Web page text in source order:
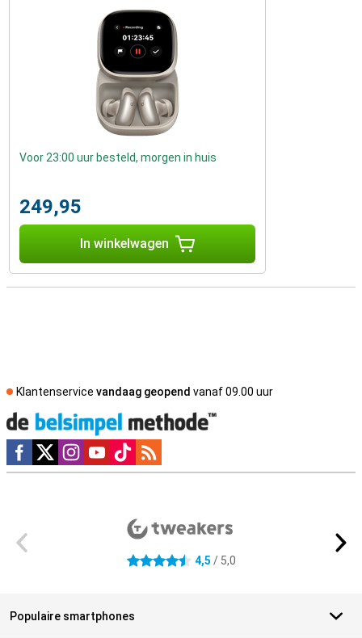
Voor 23:00 uur besteld, morgen in huis
249,95
In winkelwagen
Klantenservice vandaag geopend vanaf 09.00 uur
Social media
4.5 sterren 4,5 / 5,0
Populaire smartphones